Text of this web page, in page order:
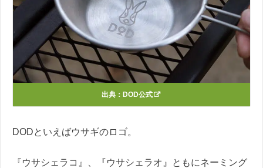
出典： DOD公式
DODといえばウサギのロゴ。
『ウサシェラコ』、『ウサシェラオ』ともにネーミング